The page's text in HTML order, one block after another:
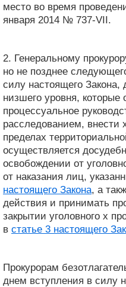
место во время
января 2014 № 737-VII.
2. Генеральному
но не позднее
силу настоящего Закона,
низшего уровня,
процессуальное
расследованием, внести
пределах
осуществляется
освобождении от
от наказания лиц,
настоящего Закона, а
действия и принимать
закрытии уголовного х
в статье 3 настоящего
Прокурорам
днем ​​вступления в силу